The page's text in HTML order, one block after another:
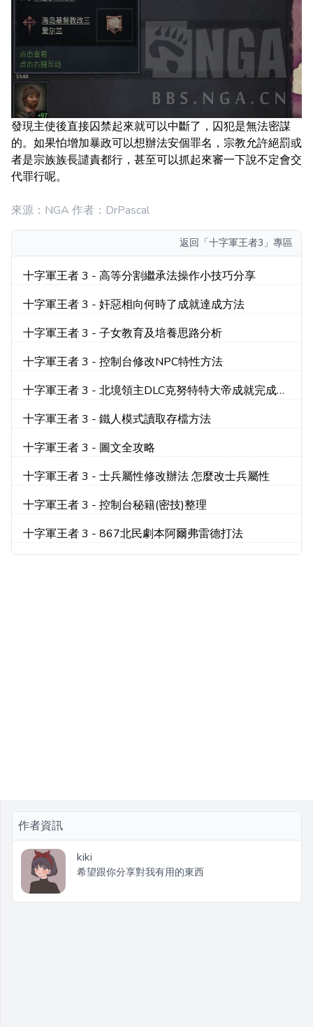
發現主使後直接囚禁起來就可以中斷了，囚犯是無法密謀
的。如果怕增加暴政可以想辦法安個罪名，宗教允許絕罰或
者是宗族族長譴責都行，甚至可以抓起來審一下說不定會交
代罪行呢。
來源：NGA 作者：DrPascal
返回 「十字軍王者3」專區
十字軍王者 3 - 高等分割繼承法操作小技巧分享
十字軍王者 3 - 奸惡相向何時了成就達成方法
十字軍王者 3 - 子女教育及培養思路分析
十字軍王者 3 - 控制台修改NPC特性方法
十字軍王者 3 - 北境領主DLC克努特特大帝成就完成心
十字軍王者 3 - 鐵人模式讀取存檔方法
十字軍王者 3 - 圖文全攻略
十字軍王者 3 - 士兵屬性修改辦法 怎麼改士兵屬性
十字軍王者 3 - 控制台秘籍(密技)整理
十字軍王者 3 - 867北民劇本阿爾弗雷德打法
作者資訊
kiki
希望跟你分享對我有用的東西